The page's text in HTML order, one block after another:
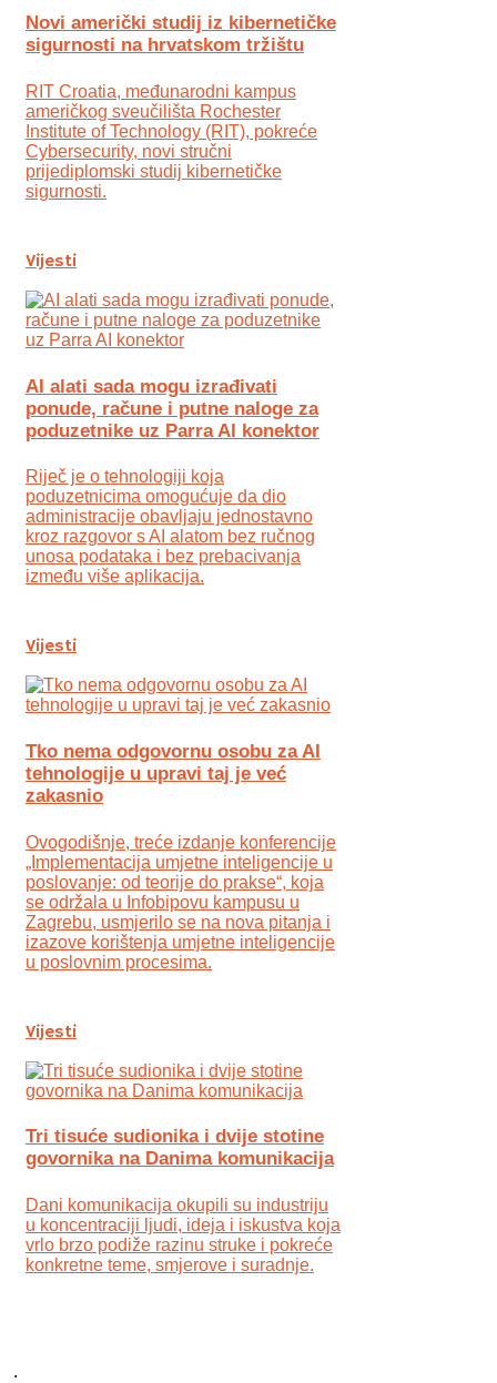
Novi američki studij iz kibernetičke
sigurnosti na hrvatskom tržištu
RIT Croatia, međunarodni kampus
američkog sveučilišta Rochester
Institute of Technology (RIT), pokreće
Cybersecurity, novi stručni
prijediplomski studij kibernetičke
sigurnosti.
Vijesti
AI alati sada mogu izrađivati
ponude, račune i putne naloge za
poduzetnike uz Parra AI konektor
Riječ je o tehnologiji koja
poduzetnicima omogućuje da dio
administracije obavljaju jednostavno
kroz razgovor s AI alatom bez ručnog
unosa podataka i bez prebacivanja
između više aplikacija.
Vijesti
Tko nema odgovornu osobu za AI
tehnologije u upravi taj je već
zakasnio
Ovogodišnje, treće izdanje konferencije
„Implementacija umjetne inteligencije u
poslovanje: od teorije do prakse“, koja
se održala u Infobipovu kampusu u
Zagrebu, usmjerilo se na nova pitanja i
izazove korištenja umjetne inteligencije
u poslovnim procesima.
Vijesti
Tri tisuće sudionika i dvije stotine
govornika na Danima komunikacija
Dani komunikacija okupili su industriju
u koncentraciji ljudi, ideja i iskustva koja
vrlo brzo podiže razinu struke i pokreće
konkretne teme, smjerove i suradnje.
.